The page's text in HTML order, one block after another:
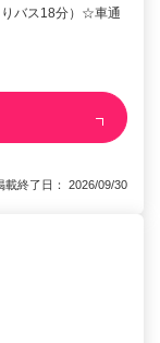
バス18分）☆車通
終了日： 2026/09/30